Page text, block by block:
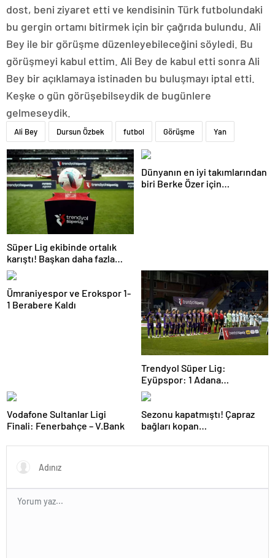
dost, beni ziyaret etti ve kendisinin Türk futbolundaki
bu gergin ortamı bitirmek için bir çağrıda bulundu. Ali
Bey ile bir görüşme düzenleyebileceğini söyledi. Bu
görüşmeyi kabul ettim. Ali Bey de kabul etti sonra Ali
Bey bir açıklamaya istinaden bu buluşmayı iptal etti.
Keşke o gün görüşebilseydik de bugünlere
gelmeseydik.
Ali Bey Dursun Özbek futbol Görüşme Yan
Süper Lig ekibinde ortalık
karıştı! Başkan daha fazla
dayanamadı
Dünyanın en iyi takımlarından
biri Berke Özer için
Ümraniyespor ve Erokspor 1-
1 Berabere Kaldı
Trendyol Süper Lig:
Eyüpspor: 1 Adana
Demirspor: 0 (Maç devam
ediyor)
Vodafone Sultanlar Ligi
Finali: Fenerbahçe – V.Bank
Sezonu kapatmıştı! Çapraz
bağları kopan